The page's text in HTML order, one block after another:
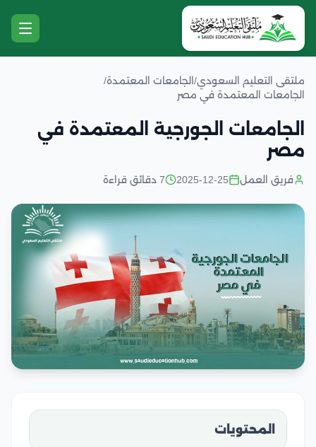
ملتقى التعليم السعودي/ الجامعات المعتمدة/
الجامعات المعتمدة في مصر
الجامعات الجورجية المعتمدة في
مصر
فريق العمل 2025-12-25 7 دقائق قراءة
المحتويات